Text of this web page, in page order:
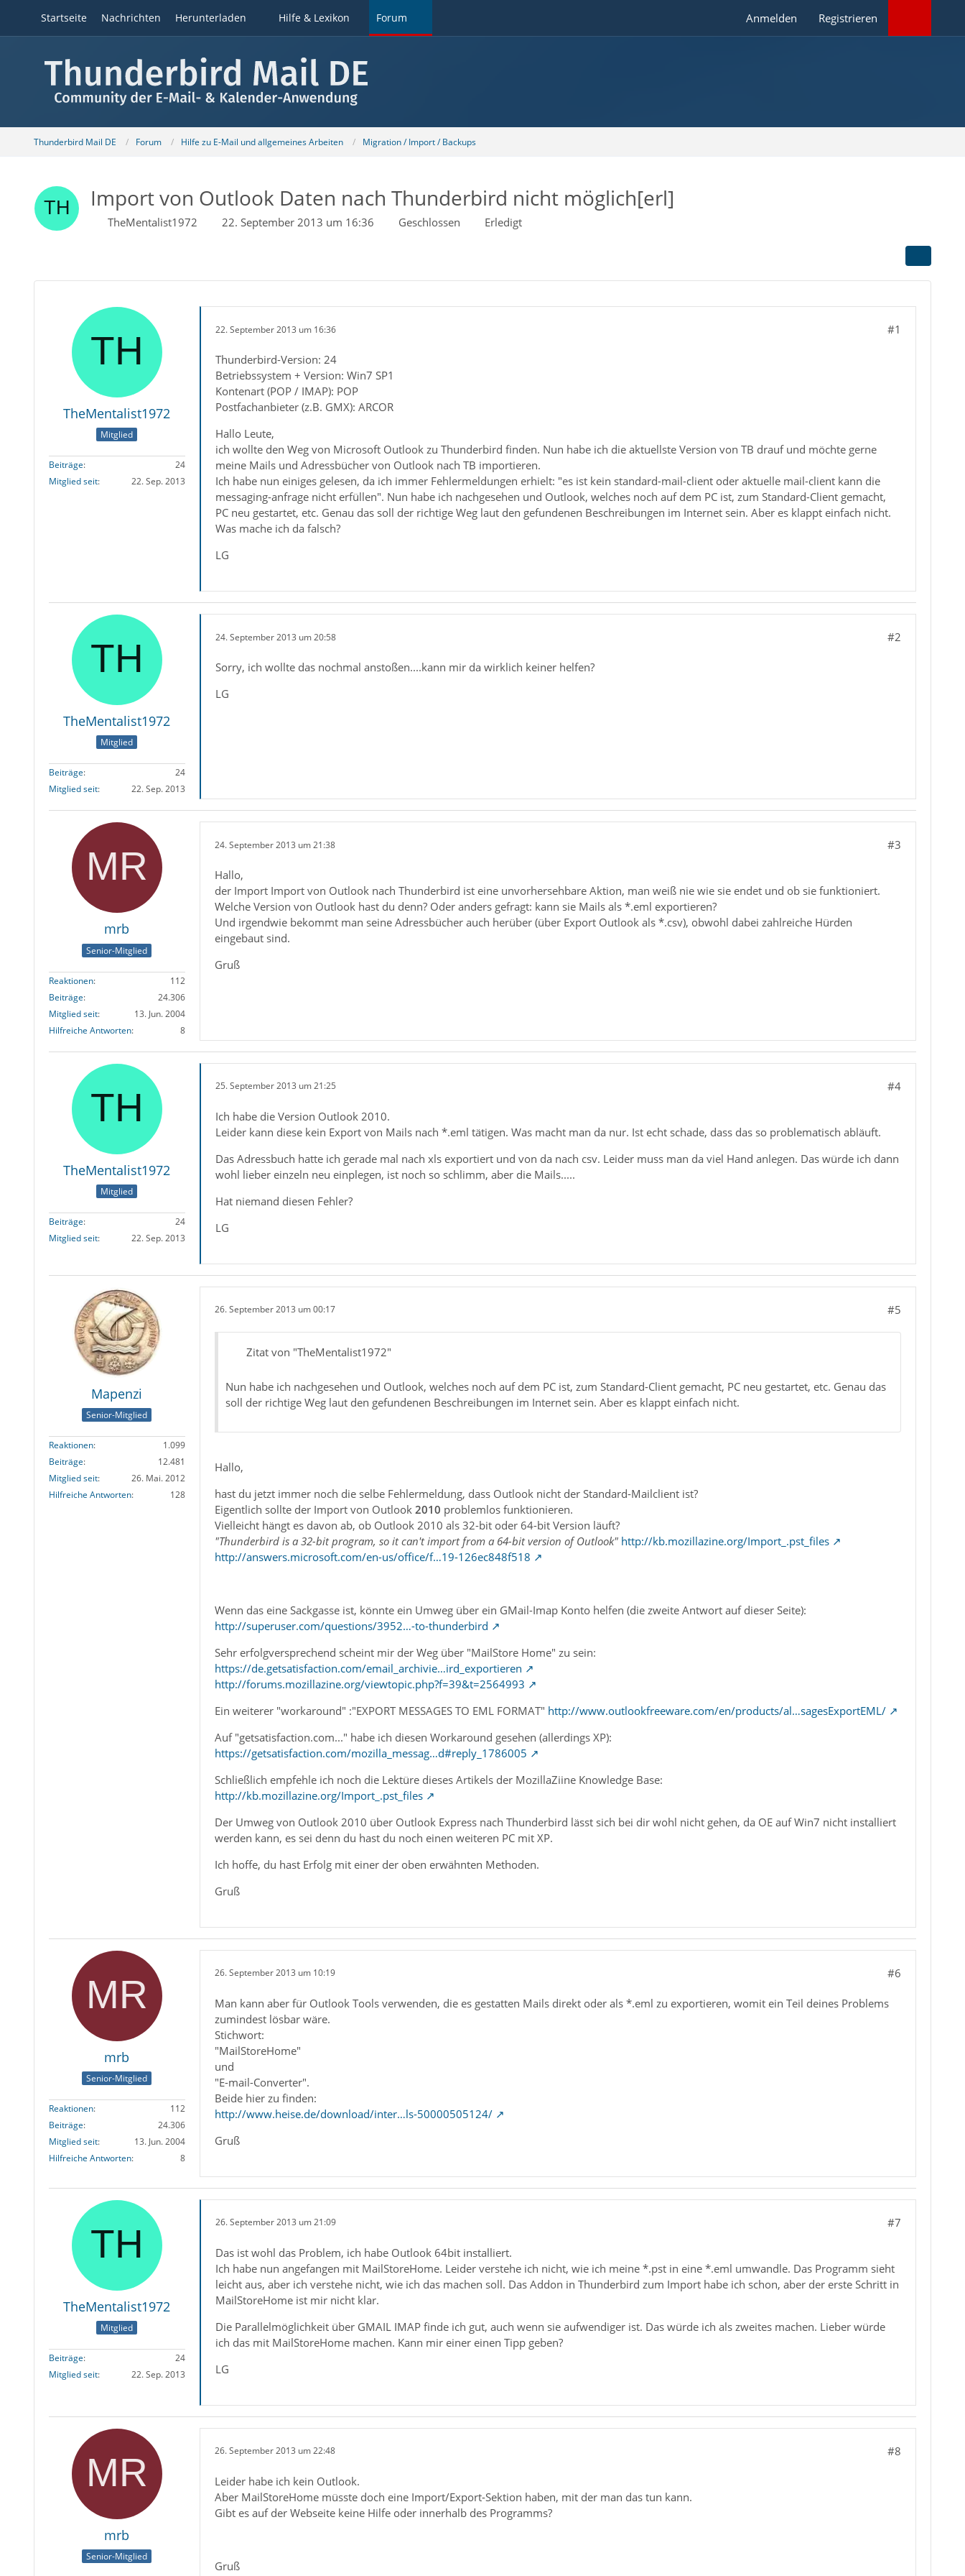
Startseite Nachrichten Herunterladen Hilfe & Lexikon Forum Anmelden Registrieren
Thunderbird Mail DE Forum Hilfe zu E-Mail und allgemeines Arbeiten Migration / Import / Backups
Import von Outlook Daten nach Thunderbird nicht möglich[erl]
TheMentalist1972 22. September 2013 um 16:36 Geschlossen Erledigt
TheMentalist1972
Mitglied
Beiträge
24
Mitglied seit
22. Sep. 2013
22. September 2013 um 16:36 #1
Thunderbird-Version: 24
Betriebssystem + Version: Win7 SP1
Kontenart (POP / IMAP): POP
Postfachanbieter (z.B. GMX): ARCOR
Hallo Leute,
ich wollte den Weg von Microsoft Outlook zu Thunderbird finden. Nun habe ich die aktuellste Version von TB drauf und möchte gerne
meine Mails und Adressbücher von Outlook nach TB importieren.
Ich habe nun einiges gelesen, da ich immer Fehlermeldungen erhielt: "es ist kein standard-mail-client oder aktuelle mail-client kann die
messaging-anfrage nicht erfüllen". Nun habe ich nachgesehen und Outlook, welches noch auf dem PC ist, zum Standard-Client gemacht,
PC neu gestartet, etc. Genau das soll der richtige Weg laut den gefundenen Beschreibungen im Internet sein. Aber es klappt einfach nicht.
Was mache ich da falsch?
LG
TheMentalist1972
Mitglied
Beiträge
24
Mitglied seit
22. Sep. 2013
24. September 2013 um 20:58 #2
Sorry, ich wollte das nochmal anstoßen....kann mir da wirklich keiner helfen?
LG
mrb
Senior-Mitglied
Reaktionen
112
Beiträge
24.306
Mitglied seit
13. Jun. 2004
Hilfreiche Antworten
8
24. September 2013 um 21:38 #3
Hallo,
der Import Import von Outlook nach Thunderbird ist eine unvorhersehbare Aktion, man weiß nie wie sie endet und ob sie funktioniert.
Welche Version von Outlook hast du denn? Oder anders gefragt: kann sie Mails als *.eml exportieren?
Und irgendwie bekommt man seine Adressbücher auch herüber (über Export Outlook als *.csv), obwohl dabei zahlreiche Hürden
eingebaut sind.
Gruß
TheMentalist1972
Mitglied
Beiträge
24
Mitglied seit
22. Sep. 2013
25. September 2013 um 21:25 #4
Ich habe die Version Outlook 2010.
Leider kann diese kein Export von Mails nach *.eml tätigen. Was macht man da nur. Ist echt schade, dass das so problematisch abläuft.
Das Adressbuch hatte ich gerade mal nach xls exportiert und von da nach csv. Leider muss man da viel Hand anlegen. Das würde ich dann
wohl lieber einzeln neu einplegen, ist noch so schlimm, aber die Mails.....
Hat niemand diesen Fehler?
LG
Mapenzi
Senior-Mitglied
Reaktionen
1.099
Beiträge
12.481
Mitglied seit
26. Mai. 2012
Hilfreiche Antworten
128
26. September 2013 um 00:17 #5
Zitat von "TheMentalist1972"
Nun habe ich nachgesehen und Outlook, welches noch auf dem PC ist, zum Standard-Client gemacht, PC neu gestartet, etc. Genau das
soll der richtige Weg laut den gefundenen Beschreibungen im Internet sein. Aber es klappt einfach nicht.
Hallo,
hast du jetzt immer noch die selbe Fehlermeldung, dass Outlook nicht der Standard-Mailclient ist?
Eigentlich sollte der Import von Outlook 2010 problemlos funktionieren.
Vielleicht hängt es davon ab, ob Outlook 2010 als 32-bit oder 64-bit Version läuft?
"Thunderbird is a 32-bit program, so it can't import from a 64-bit version of Outlook" http://kb.mozillazine.org/Import_.pst_files
http://answers.microsoft.com/en-us/office/f…19-126ec848f518
Wenn das eine Sackgasse ist, könnte ein Umweg über ein GMail-Imap Konto helfen (die zweite Antwort auf dieser Seite):
http://superuser.com/questions/3952…-to-thunderbird
Sehr erfolgversprechend scheint mir der Weg über "MailStore Home" zu sein:
https://de.getsatisfaction.com/email_archivie…ird_exportieren
http://forums.mozillazine.org/viewtopic.php?f=39&t=2564993
Ein weiterer "workaround" :"EXPORT MESSAGES TO EML FORMAT" http://www.outlookfreeware.com/en/products/al…sagesExportEML/
Auf "getsatisfaction.com..." habe ich diesen Workaround gesehen (allerdings XP):
https://getsatisfaction.com/mozilla_messag…d#reply_1786005
Schließlich empfehle ich noch die Lektüre dieses Artikels der MozillaZiine Knowledge Base:
http://kb.mozillazine.org/Import_.pst_files
Der Umweg von Outlook 2010 über Outlook Express nach Thunderbird lässt sich bei dir wohl nicht gehen, da OE auf Win7 nicht installiert
werden kann, es sei denn du hast du noch einen weiteren PC mit XP.
Ich hoffe, du hast Erfolg mit einer der oben erwähnten Methoden.
Gruß
mrb
Senior-Mitglied
Reaktionen
112
Beiträge
24.306
Mitglied seit
13. Jun. 2004
Hilfreiche Antworten
8
26. September 2013 um 10:19 #6
Man kann aber für Outlook Tools verwenden, die es gestatten Mails direkt oder als *.eml zu exportieren, womit ein Teil deines Problems
zumindest lösbar wäre.
Stichwort:
"MailStoreHome"
und
"E-mail-Converter".
Beide hier zu finden:
http://www.heise.de/download/inter…ls-50000505124/
Gruß
TheMentalist1972
Mitglied
Beiträge
24
Mitglied seit
22. Sep. 2013
26. September 2013 um 21:09 #7
Das ist wohl das Problem, ich habe Outlook 64bit installiert.
Ich habe nun angefangen mit MailStoreHome. Leider verstehe ich nicht, wie ich meine *.pst in eine *.eml umwandle. Das Programm sieht
leicht aus, aber ich verstehe nicht, wie ich das machen soll. Das Addon in Thunderbird zum Import habe ich schon, aber der erste Schritt in
MailStoreHome ist mir nicht klar.
Die Parallelmöglichkeit über GMAIL IMAP finde ich gut, auch wenn sie aufwendiger ist. Das würde ich als zweites machen. Lieber würde
ich das mit MailStoreHome machen. Kann mir einer einen Tipp geben?
LG
mrb
Senior-Mitglied
26. September 2013 um 22:48 #8
Leider habe ich kein Outlook.
Aber MailStoreHome müsste doch eine Import/Export-Sektion haben, mit der man das tun kann.
Gibt es auf der Webseite keine Hilfe oder innerhalb des Programms?
Gruß